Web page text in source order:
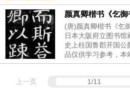
颜真卿楷书《乞御
(唐)颜真卿楷书《乞
日本大阪府立图书馆
史上柱国鲁郡开国
品仅供学习参考，本
性。...
上一页